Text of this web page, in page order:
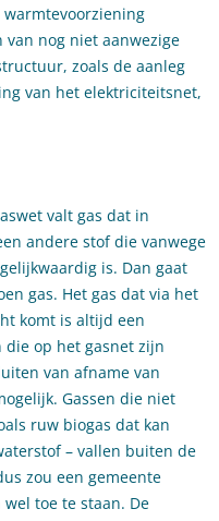
van nog niet aanwezige
zoals de aanleg
van het elektriciteitsnet,
valt gas dat in
andere stof die vanwege
is. Dan gaat
gas. Het gas dat via het
komt is altijd een
die op het gasnet zijn
van afname van
Gassen die niet
ruw biogas dat kan
– vallen buiten de
zou een gemeente
toe te staan. De